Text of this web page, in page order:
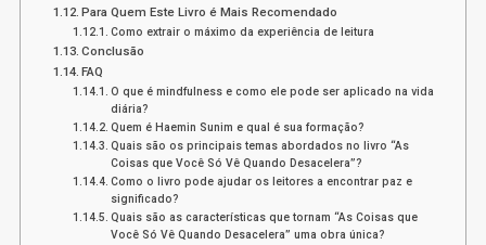
Para Quem Este Livro é Mais Recomendado
Como extrair o máximo da experiência de leitura
Conclusão
FAQ
O que é mindfulness e como ele pode ser aplicado na vida
diária?
Quem é Haemin Sunim e qual é sua formação?
Quais são os principais temas abordados no livro “As
Coisas que Você Só Vê Quando Desacelera”?
Como o livro pode ajudar os leitores a encontrar paz e
significado?
Quais são as características que tornam “As Coisas que
Você Só Vê Quando Desacelera” uma obra única?